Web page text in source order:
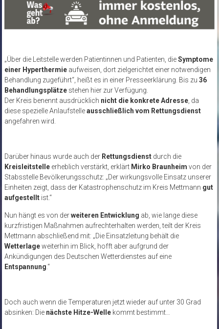
„Über die Leitstelle werden Patientinnen und Patienten, dieSymptome
einer Hyperthermieaufweisen, dort zielgerichtet einer notwendigen
Behandlung zugeführt“, heißt es in einer Presseerklärung. Bis zu 36
Behandlungsplätzestehen hier zur Verfügung.
Der Kreis benennt ausdrücklich nicht die konkrete Adresse, da
diese spezielle Anlaufstelleausschließlich vom Rettungsdienst
angefahren wird.
Darüber hinaus wurde auch der Rettungsdienstdurch die
Kreisleitstelleerheblich verstärkt, erklärt Mirko Braunheim von der
Stabsstelle Bevölkerungsschutz: „Der wirkungsvolle Einsatz unserer
Einheiten zeigt, dass der Katastrophenschutz im Kreis Mettmann gut
aufgestelltist.“
Nun hängt es von derweiteren Entwicklung ab, wie lange diese
kurzfristigen Maßnahmen aufrechterhalten werden, teilt der Kreis
Mettmann abschließend mit: „Die Einsatzleitung behält die
Wetterlageweiterhin im Blick, hofft aber aufgrund der
Ankündigungen des Deutschen Wetterdienstes auf eine
Entspannung.“
Doch auch wenn die Temperaturen jetzt wieder auf unter 30 Grad
absinken: Die nächste Hitze-Wellekommt bestimmt…